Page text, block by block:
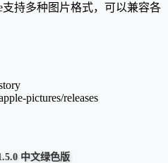
支持多种图片格式，可以兼容各
pictures/releases
中文绿色版